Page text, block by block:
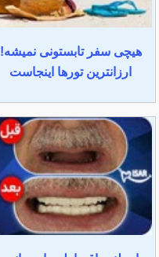
هیچی سفر تابستونی نمیشه!
ارزانترین تورها اینجاست